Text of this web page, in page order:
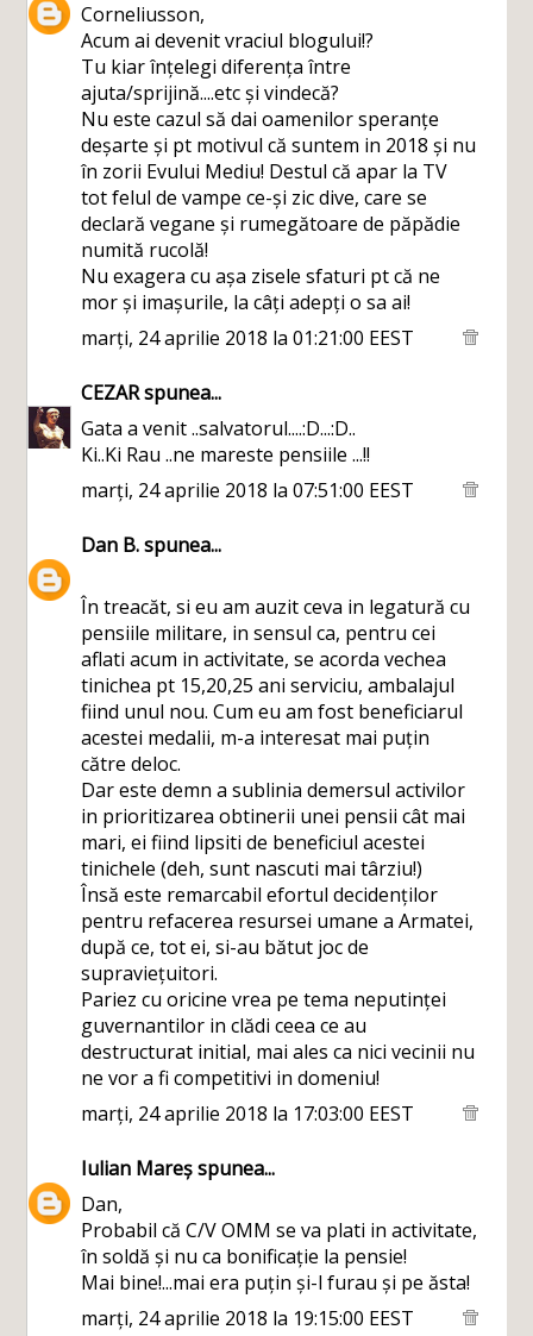
Corneliusson,
Acum ai devenit vraciul blogului!?
Tu kiar înțelegi diferența între
ajuta/sprijină....etc și vindecă?
Nu este cazul să dai oamenilor speranțe
deșarte și pt motivul că suntem in 2018 și nu
în zorii Evului Mediu! Destul că apar la TV
tot felul de vampe ce-și zic dive, care se
declară vegane și rumegătoare de păpădie
numită rucolă!
Nu exagera cu așa zisele sfaturi pt că ne
mor și imașurile, la câți adepți o sa ai!
marți, 24 aprilie 2018 la 01:21:00 EEST
CEZARspunea...
Gata a venit ..salvatorul....:D...:D..
Ki..Ki Rau ..ne mareste pensiile ...!!
marți, 24 aprilie 2018 la 07:51:00 EEST
Dan B.spunea...
În treacăt, si eu am auzit ceva in legatură cu
pensiile militare, in sensul ca, pentru cei
aflati acum in activitate, se acorda vechea
tinichea pt 15,20,25 ani serviciu, ambalajul
fiind unul nou. Cum eu am fost beneficiarul
acestei medalii, m-a interesat mai puțin
către deloc.
Dar este demn a sublinia demersul activilor
in prioritizarea obtinerii unei pensii cât mai
mari, ei fiind lipsiti de beneficiul acestei
tinichele (deh, sunt nascuti mai târziu!)
Însă este remarcabil efortul decidenților
pentru refacerea resursei umane a Armatei,
după ce, tot ei, si-au bătut joc de
supraviețuitori.
Pariez cu oricine vrea pe tema neputinței
guvernantilor in clădi ceea ce au
destructurat initial, mai ales ca nici vecinii nu
ne vor a fi competitivi in domeniu!
marți, 24 aprilie 2018 la 17:03:00 EEST
Iulian Mareșspunea...
Dan,
Probabil că C/V OMM se va plati in activitate,
în soldă și nu ca bonificație la pensie!
Mai bine!...mai era puțin și-l furau și pe ăsta!
marți, 24 aprilie 2018 la 19:15:00 EEST